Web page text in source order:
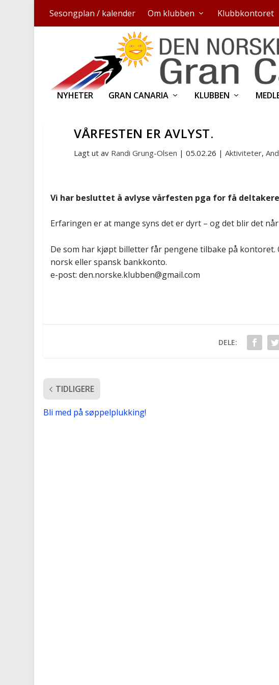
Sesongplan / kalender Om klubben Klubbkontoret
NYHETER GRAN CANARIA KLUBBEN
VÅRFESTEN ER AVLYST.
Lagt ut av Randi Grung-Olsen |05.02.26 |Aktiviteter,
Vi har besluttet å avlyse vårfesten pga for få
Erfaringen er at mange syns det er dyrt – og det blir det
De som har kjøpt billetter får pengene tilbake på
norsk eller spansk bankkonto.
e-post: den.norske.klubben@gmail.com
DELE:
TIDLIGERE
Bli med på søppelplukking!